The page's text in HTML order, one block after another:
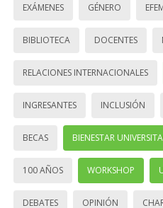
EXÁMENES GÉNERO
BIBLIOTECA DOCENTES
RELACIONES INTERNACIONALES
INGRESANTES INCLUSIÓN
BECAS BIENESTAR
100 AÑOS WORKSHOP
DEBATES OPINIÓN